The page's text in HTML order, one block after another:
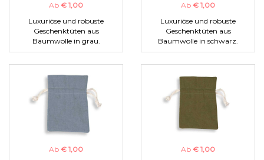
Ab € 1,00
Luxuriöse und robuste
Geschenktüten aus
Baumwolle in grau.
Ab € 1,00
Luxuriöse und robuste
Geschenktüten aus
Baumwolle in schwarz.
Ab € 1,00
Ab € 1,00